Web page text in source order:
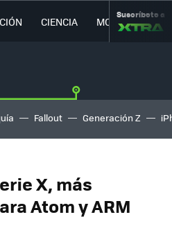
CIENCIA MOVILIDAD
Suscríbete a
Fallout Generación Z
X, más
Atom y ARM